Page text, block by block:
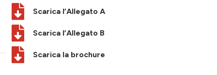
Scarica l’Allegato A
Scarica l’Allegato B
Scarica la brochure